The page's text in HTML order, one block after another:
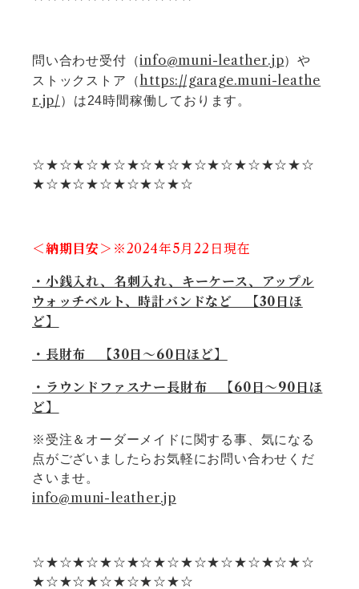
問い合わせ受付（info@muni-leather.jp）や
ストックストア（https://garage.muni-leathe
r.jp/ ）は24時間稼働しております。
☆★☆★☆★☆★☆★☆★☆★☆★☆★☆★☆
★☆★☆★☆★☆★☆★☆
＜納期目安＞ ※2024年5月22日現在
・小銭入れ、名刺入れ、キーケース、アップル
ウォッチベルト、時計バンドなど 【30日ほ
ど】
・長財布 【30日〜60日ほど】
・ラウンドファスナー長財布 【60日〜90日ほ
ど】
※受注＆オーダーメイドに関する事、気になる
点がございましたらお気軽にお問い合わせくだ
さいませ。
info@muni-leather.jp
☆★☆★☆★☆★☆★☆★☆★☆★☆★☆★☆
★☆★☆★☆★☆★☆★☆